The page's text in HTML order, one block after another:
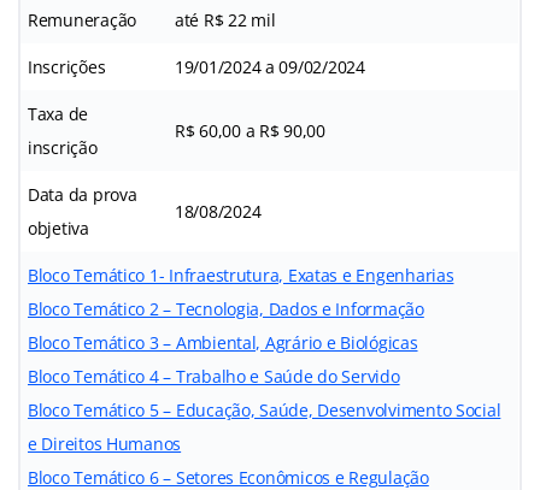
Remuneração até R$ 22 mil
Inscrições 19/01/2024 a 09/02/2024
Taxa de
inscrição
R$ 60,00 a R$ 90,00
Data da prova
objetiva
18/08/2024
Bloco Temático 1- Infraestrutura, Exatas e Engenharias
Bloco Temático 2 – Tecnologia, Dados e Informação
Bloco Temático 3 – Ambiental, Agrário e Biológicas
Bloco Temático 4 – Trabalho e Saúde do Servido
Bloco Temático 5 – Educação, Saúde, Desenvolvimento Social
e Direitos Humanos
Bloco Temático 6 – Setores Econômicos e Regulação